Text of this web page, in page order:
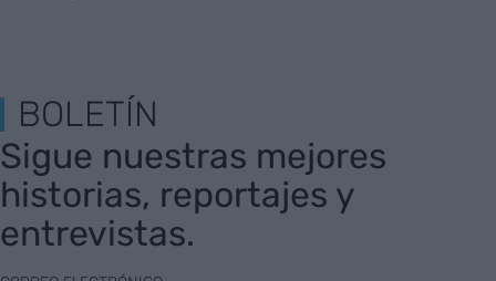
BOLETÍN
Sigue nuestras mejores
historias, reportajes y
entrevistas.